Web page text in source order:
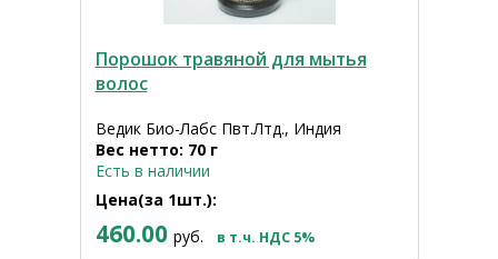
Порошок травяной для мытья
волос
Ведик Био-Лабс Пвт.Лтд., Индия
Вес нетто: 70 г
Есть в наличии
Цена(за 1шт.):
460.00 руб. в т.ч. НДС 5%